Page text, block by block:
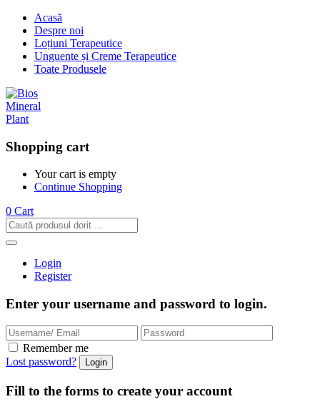
Acasă
Despre noi
Loțiuni Terapeutice
Unguente și Creme Terapeutice
Toate Produsele
Shopping cart
Your cart is empty
Continue Shopping
0 Cart
Login
Register
Enter your username and password to login.
Remember me
Lost password?
Fill to the forms to create your account